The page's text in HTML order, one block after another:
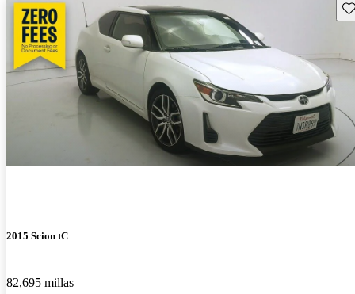
2015 Scion tC
82,695 millas